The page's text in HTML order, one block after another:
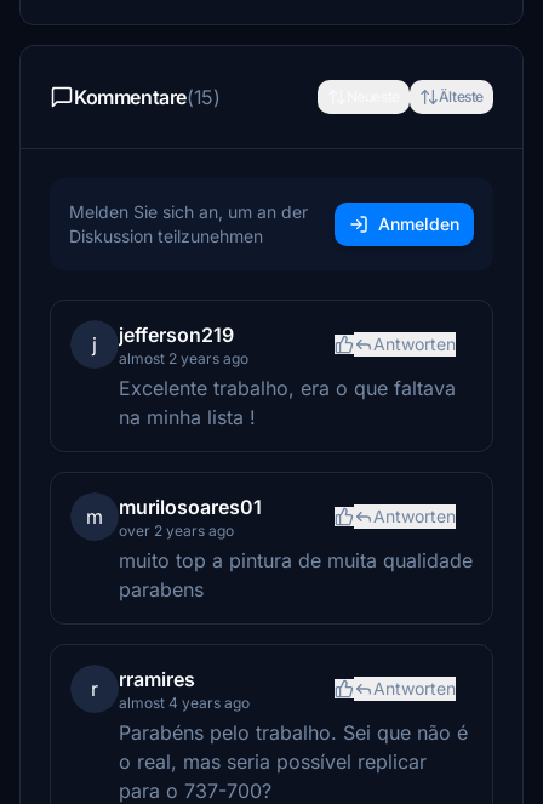
Kommentare(15) Älteste
Melden Sie sich an, um an der
Diskussion teilzunehmen
Anmelden
j jefferson219
almost 2 years ago
Antworten
Excelente trabalho, era o que faltava
na minha lista !
m murilosoares01
over 2 years ago
Antworten
muito top a pintura de muita qualidade
parabens
r rramires
almost 4 years ago
Antworten
Parabéns pelo trabalho. Sei que não é
o real, mas seria possível replicar
para o 737-700?